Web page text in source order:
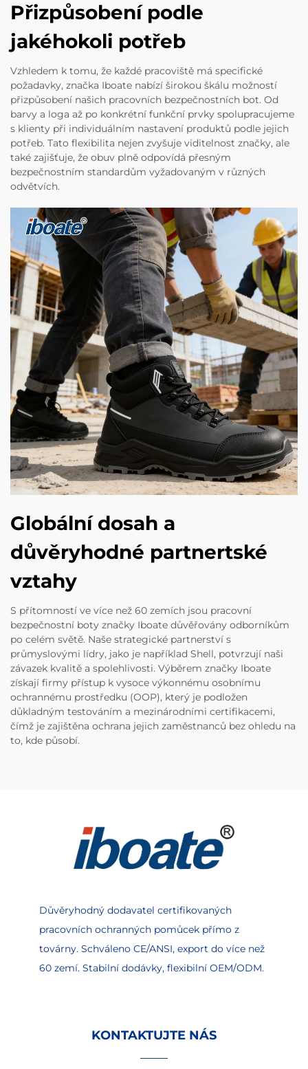
Přizpůsobení podle
jakéhokoli potřeb
Vzhledem k tomu, že každé pracoviště má specifické
požadavky, značka Iboate nabízí širokou škálu možností
přizpůsobení našich pracovních bezpečnostních bot. Od
barvy a loga až po konkrétní funkční prvky spolupracujeme
s klienty při individuálním nastavení produktů podle jejich
potřeb. Tato flexibilita nejen zvyšuje viditelnost značky, ale
také zajišťuje, že obuv plně odpovídá přesným
bezpečnostním standardům vyžadovaným v různých
odvětvích.
Globální dosah a
důvěryhodné partnertské
vztahy
S přítomností ve více než 60 zemích jsou pracovní
bezpečnostní boty značky Iboate důvěřovány odborníkům
po celém světě. Naše strategické partnerství s
průmyslovými lídry, jako je například Shell, potvrzují naši
závazek kvalitě a spolehlivosti. Výběrem značky Iboate
získají firmy přístup k vysoce výkonnému osobnímu
ochrannému prostředku (OOP), který je podložen
důkladným testováním a mezinárodními certifikacemi,
čímž je zajištěna ochrana jejich zaměstnanců bez ohledu na
to, kde působí.
Důvěryhodný dodavatel certifikovaných
pracovních ochranných pomůcek přímo z
továrny. Schváleno CE/ANSI, export do více než
60 zemí. Stabilní dodávky, flexibilní OEM/ODM.
KONTAKTUJTE NÁS